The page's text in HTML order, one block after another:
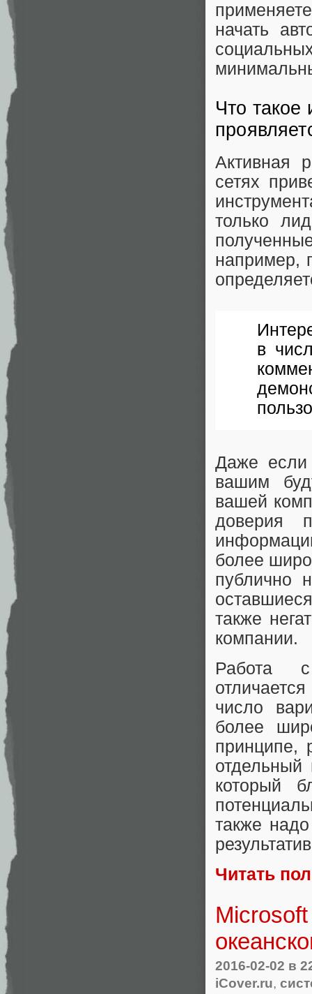
начать
Что такое
Активная
сетях
только
например,
в
Даже если
вашим
вашей
доверия
более
публично
также
компании.
Работа с
число
более
принципе,
который
также
Читать
2016-02-02 в
iCover.ru,